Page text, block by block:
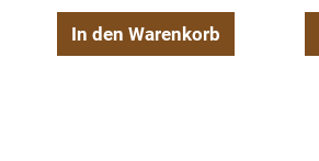
In den Warenkorb